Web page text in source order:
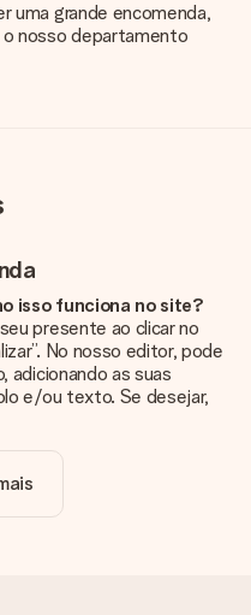
uma grande encomenda,
nosso departamento
isso funciona no site?
presente ao clicar no
No nosso editor, pode
adicionando as suas
e/ou texto. Se desejar,
preço?
inclui a personalização do